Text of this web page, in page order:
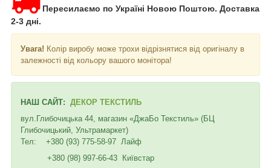
Пересилаємо по Україні Новою Поштою. Доставка
2-3 дні.
Увага! Колір виробу може трохи відрізнятися від оригіналу в
залежності від кольору вашого монітора!
НАШ САЙТ: ДЕКОР ТЕКСТИЛЬ
вул.Глибочицька 44, магазин «ДжаБо Текстиль» (БЦ
Глибочицький, Ультрамаркет)
Тел: +380 (93) 775-58-97 Лайф
+380 (98) 997-66-43 Київстар